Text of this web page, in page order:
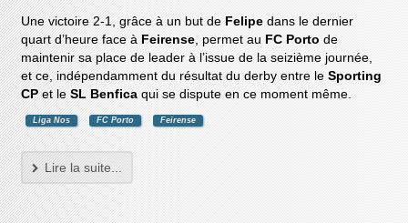
Une victoire 2-1, grâce à un but de Felipedans le dernier
quart d’heure face à Feirense, permet au FC Porto de
maintenir sa place de leader à l’issue de la seizième journée,
et ce, indépendamment du résultat du derby entre leSporting
CPet leSL Benfica qui se dispute en ce moment même.
Liga Nos FC Porto Feirense
Lire la suite...